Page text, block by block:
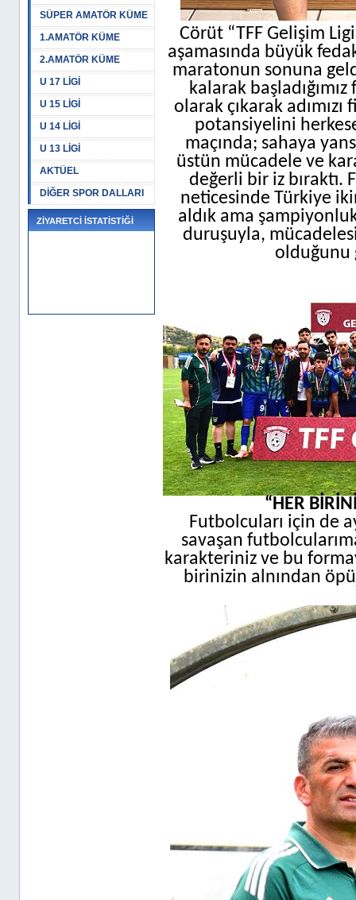
SÜPER AMATÖR KÜME
1.AMATÖR KÜME
2.AMATÖR KÜME
U 17 LİGİ
U 15 LİGİ
U 14 LİGİ
U 13 LİGİ
AKTÜEL
DİĞER SPOR DALLARI
ZİYARETCİ İSTATİSTİĞİ
Cörüt “TFF Gelişim
aşamasında büyük
maratonun sonuna
kalarak
olarak çıkarak
potansiyelini
maçında; sahaya
üstün mücadele ve
değerli bir iz bıraktı.
neticesinde Türkiye
aldık ama
duruşuyla,
olduğunu
“HER
Futbolcuları için de
savaşan
karakteriniz ve bu
birinizin alnından